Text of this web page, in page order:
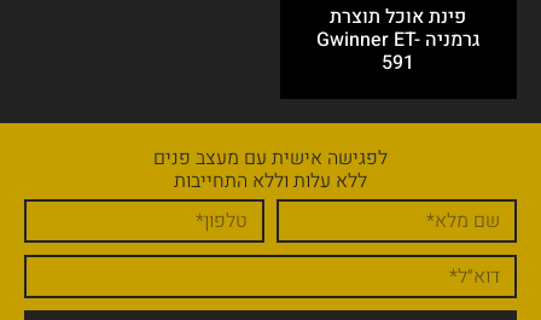
פינת אוכל תוצרת
גרמניה Gwinner ET-
591
לפגישה אישית עם מעצב פנים
ללא עלות וללא התחייבות